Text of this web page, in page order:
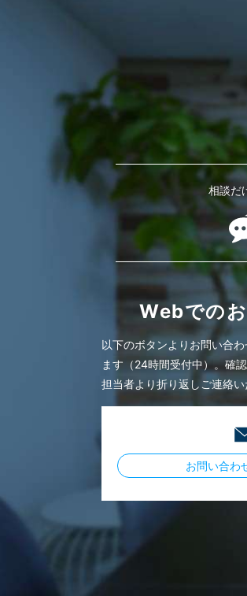
相談だ
Webでの
以下のボタンよりお問い合
ます（24時間受付中）。確認
担当者より折り返しご連絡い
お問い合わ